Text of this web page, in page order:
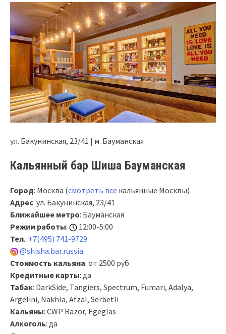
ул. Бакунинская, 23/41 | м. Бауманская
Кальянный бар Шиша Бауманская
Город: Москва (смотреть все кальянные Москвы)
Адрес: ул. Бакунинская, 23/41
Ближайшее метро: Бауманская
Режим работы:
12:00-5:00
Тел.: +7(495) 741-9729
@shisha.bar.russia
Стоимость кальяна: от 2500 руб
Кредитные карты: да
Табак: DarkSide, Tangiers, Spectrum, Fumari, Adalya,
Argelini, Nakhla, Afzal, Serbetli
Кальяны: CWP Razor, Egeglas
Алкоголь: да